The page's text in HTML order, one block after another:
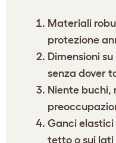
Materiali
protezione
Dimensioni
senza dover
Niente
Ganci
tetto o sui